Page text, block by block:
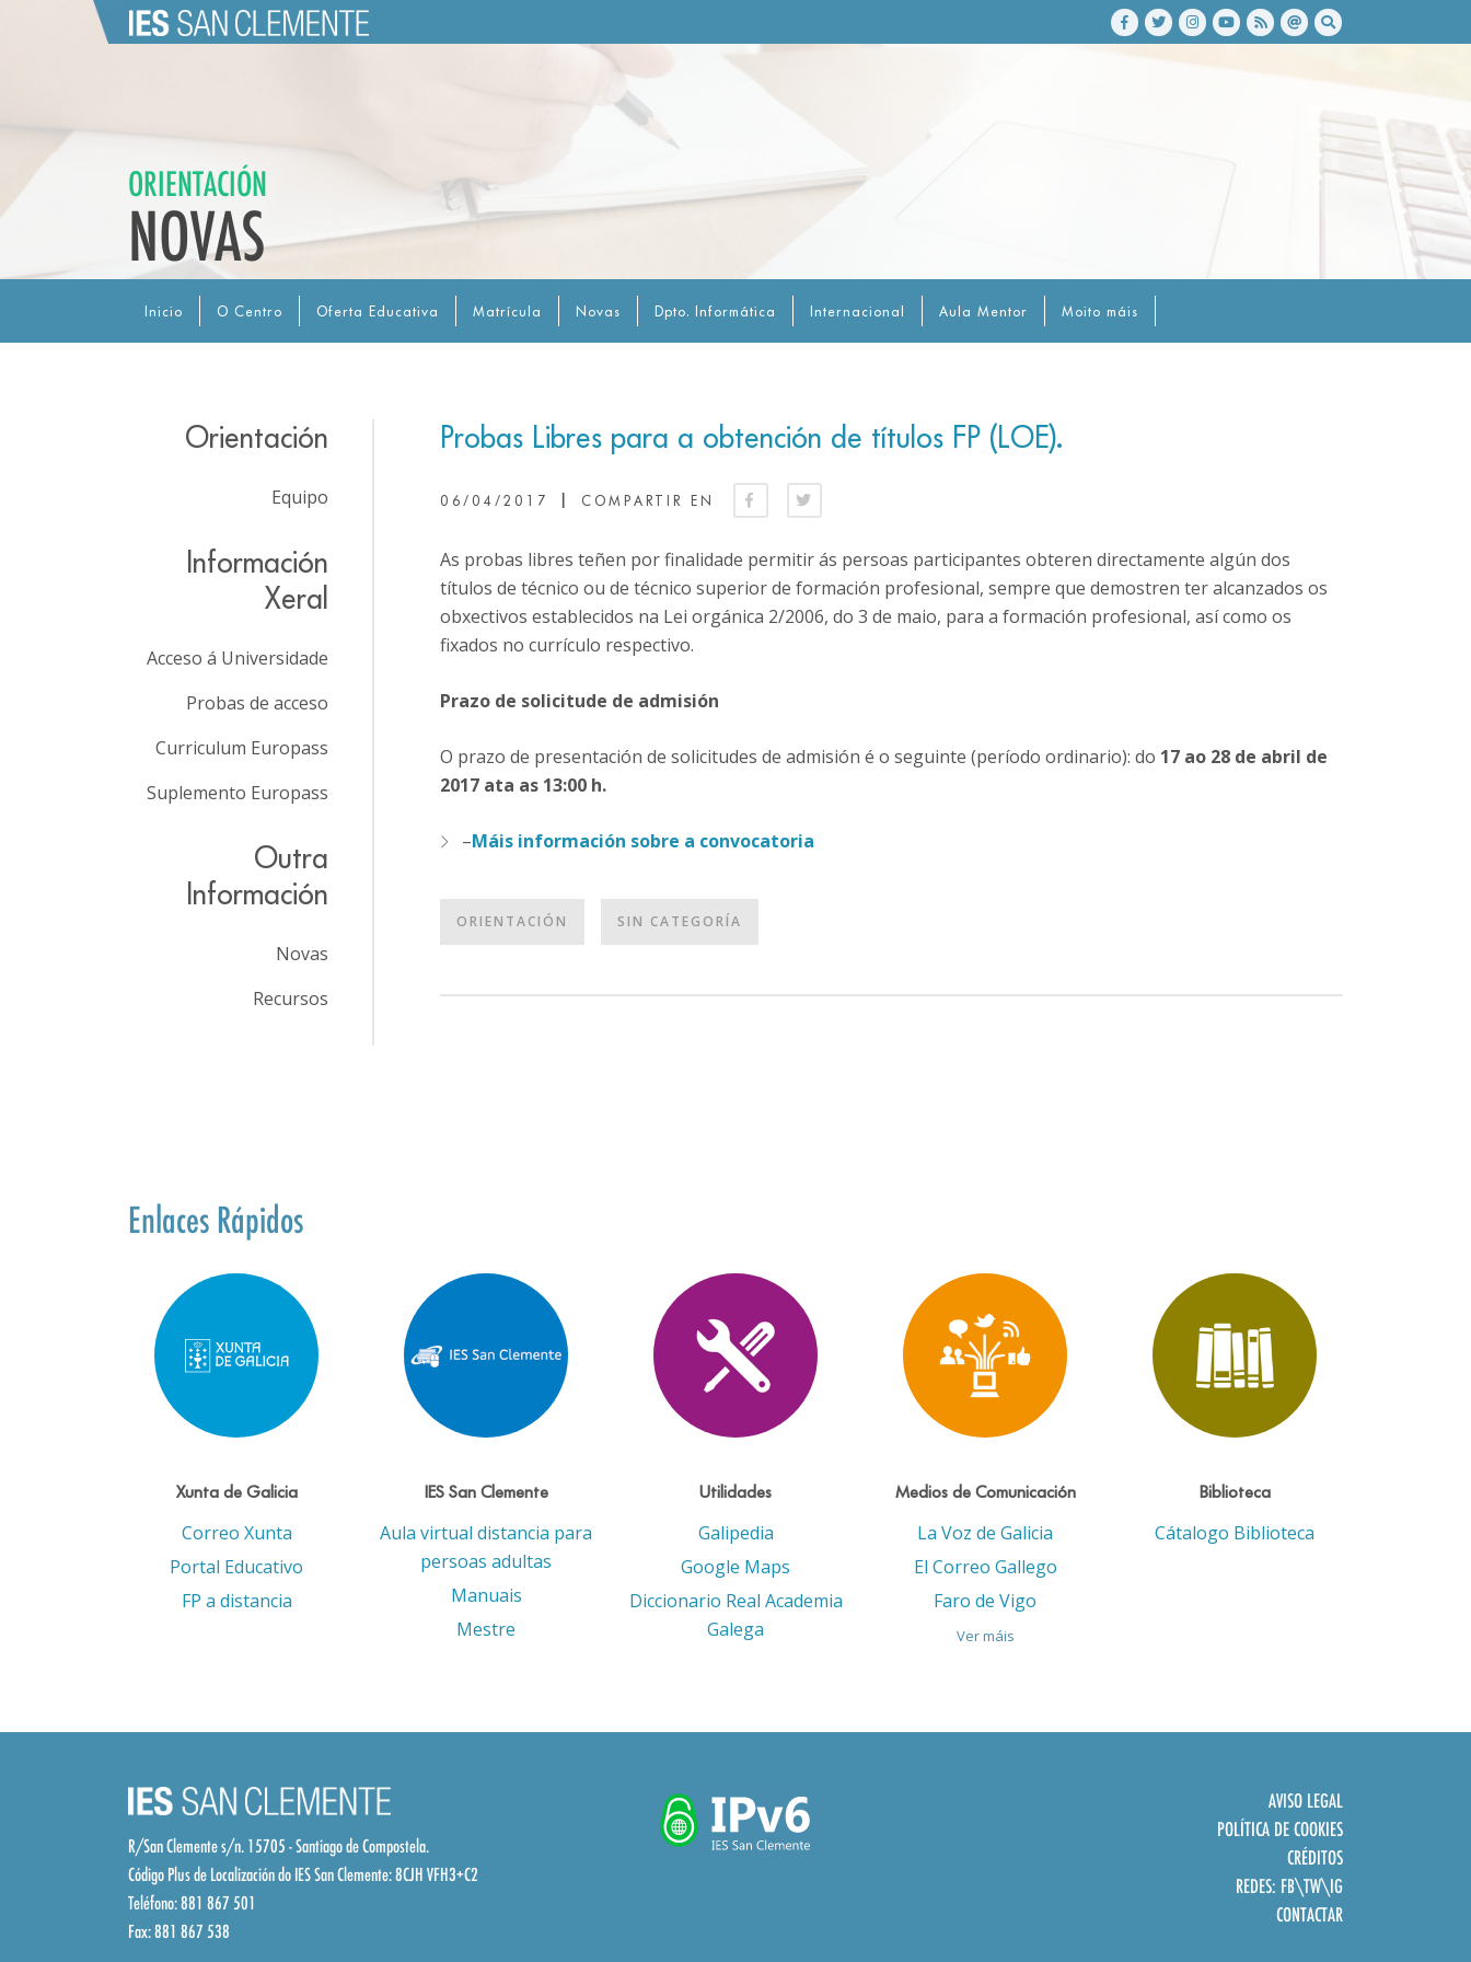
ORIENTACIÓN
NOVAS
Inicio O Centro Oferta Educativa Matrícula Novas Dpto. Informática Internacional Aula Mentor Moito máis
Probas Libres para a obtención de títulos FP (LOE).
06/04/2017 COMPARTIR EN
As probas libres teñen por finalidade permitir ás persoas participantes obteren directamente algún dos
títulos de técnico ou de técnico superior de formación profesional, sempre que demostren ter alcanzados os
obxectivos establecidos na Lei orgánica 2/2006, do 3 de maio, para a formación profesional, así como os
fixados no currículo respectivo.
Prazo de solicitude de admisión
O prazo de presentación de solicitudes de admisión é o seguinte (período ordinario): do 17 ao 28 de abril de
2017 ata as 13:00 h.
–Máis información sobre a convocatoria
ORIENTACIÓN SIN CATEGORÍA
Orientación
Equipo
Información
Xeral
Acceso á Universidade
Probas de acceso
Curriculum Europass
Suplemento Europass
Outra
Información
Novas
Recursos
Enlaces Rápidos
Xunta de Galicia
Correo Xunta
Portal Educativo
FP a distancia
IES San Clemente
Aula virtual distancia para
persoas adultas
Manuais
Mestre
Utilidades
Galipedia
Google Maps
Diccionario Real Academia
Galega
Medios de Comunicación
La Voz de Galicia
El Correo Gallego
Faro de Vigo
Ver máis
Biblioteca
Cátalogo Biblioteca
R/San Clemente s/n. 15705 - Santiago de Compostela.
Código Plus de Localización do IES San Clemente:8CJH VFH3+C2
Teléfono: 881 867 501
Fax: 881 867 538
AVISO LEGAL
POLÍTICA DE COOKIES
CRÉDITOS
REDES: FB\TW\IG
CONTACTAR